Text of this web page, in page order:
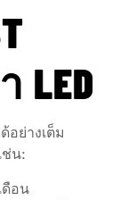
LED
อย่างเต็ม
ช่น:
ดือน